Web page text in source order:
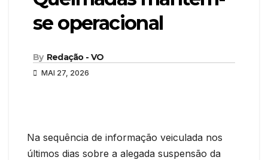
se operacional
By Redação - VO
MAI 27, 2026
Na sequência de informação veiculada nos
últimos dias sobre a alegada suspensão da